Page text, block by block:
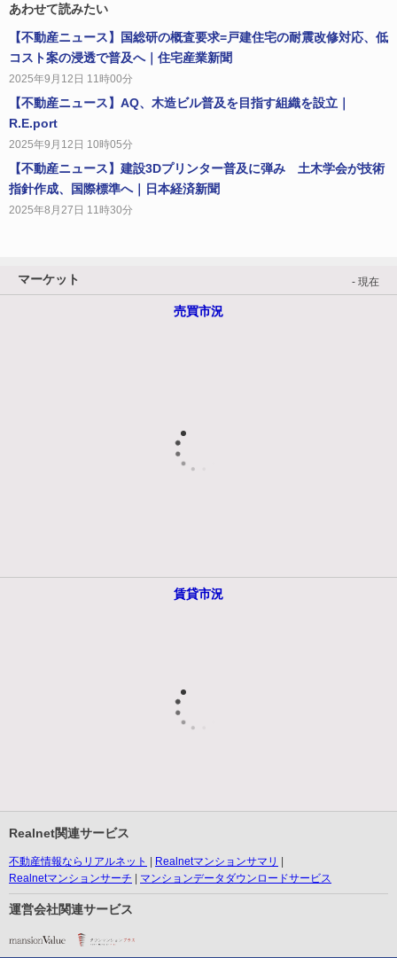
あわせて読みたい
【不動産ニュース】国総研の概査要求=戸建住宅の耐震改修対応、低
コスト案の浸透で普及へ｜住宅産業新聞
2025年9月12日 11時00分
【不動産ニュース】AQ、木造ビル普及を目指す組織を設立｜
R.E.port
2025年9月12日 10時05分
【不動産ニュース】建設3Dプリンター普及に弾み 土木学会が技術
指針作成、国際標準へ｜日本経済新聞
2025年8月27日 11時30分
マーケット - 現在
売買市況
賃貸市況
Realnet関連サービス
不動産情報ならリアルネット
Realnetマンションサマリ
Realnetマンションサーチ
マンションデータダウンロードサービス
運営会社関連サービス